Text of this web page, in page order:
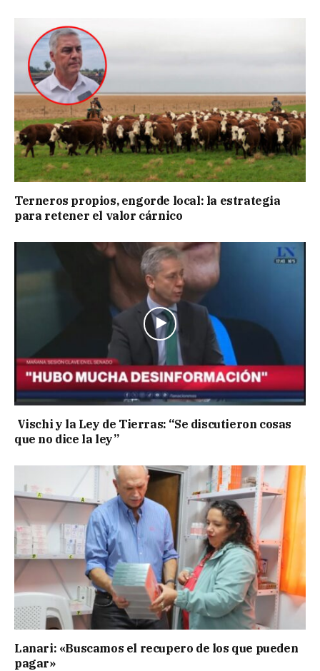
Terneros propios, engorde local: la estrategia
para retener el valor cárnico
Vischi y la Ley de Tierras: “Se discutieron cosas
que no dice la ley”
Lanari: «Buscamos el recupero de los que pueden
pagar»